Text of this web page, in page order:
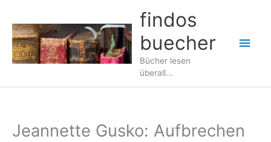
Inhalt
springen
findos
buecher
Bücher lesen
überall...
Jeannette Gusko: Aufbrechen